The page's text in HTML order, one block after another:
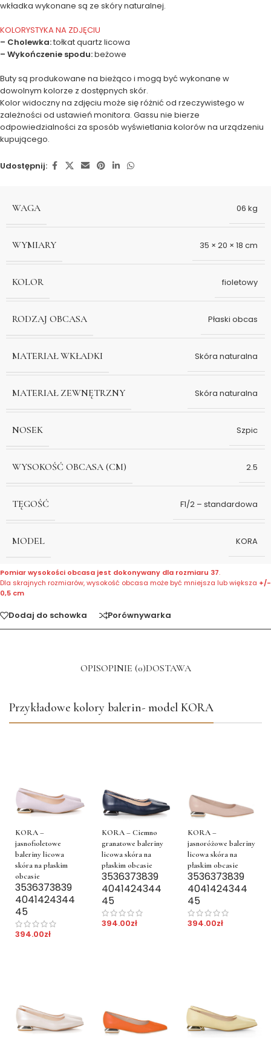
wkładka wykonane są ze skóry naturalnej.
KOLORYSTYKA NA ZDJĘCIU
– Cholewka:tołkat quartz licowa
– Wykończenie spodu:beżowe
Buty są produkowane na bieżąco i mogą być wykonane w
dowolnym kolorze z dostępnych skór.
Kolor widoczny na zdjęciu może się różnić od rzeczywistego w
zależności od ustawień monitora. Gassu nie bierze
odpowiedzialności za sposób wyświetlania kolorów na urządzeniu
kupującego.
Udostępnij:
WAGA 06 kg
WYMIARY 35 × 20 × 18 cm
KOLOR fioletowy
RODZAJ OBCASA Płaski obcas
MATERIAŁ WKŁADKI Skóra naturalna
MATERIAŁ ZEWNĘTRZNY Skóra naturalna
NOSEK Szpic
WYSOKOŚĆ OBCASA (CM) 2.5
TĘGOŚĆ F1/2 – standardowa
MODEL KORA
Pomiar wysokości obcasa jest dokonywany dla rozmiaru 37.
Dla skrajnych rozmiarów, wysokość obcasa może być mniejsza lub większa +/-
0,5 cm
Dodaj do schowka Porównywarka
OPISOPINIE (0)DOSTAWA
Przykładowe kolory balerin- model KORA
KORA –
jasnofioletowe
baleriny licowa
skóra na płaskim
obcasie
3536373839
4041424344
45
394.00zł
KORA – Ciemno
granatowe baleriny
licowa skóra na
płaskim obcasie
3536373839
4041424344
45
394.00zł
KORA –
jasnoróżowe baleriny
licowa skóra na
płaskim obcasie
3536373839
4041424344
45
394.00zł